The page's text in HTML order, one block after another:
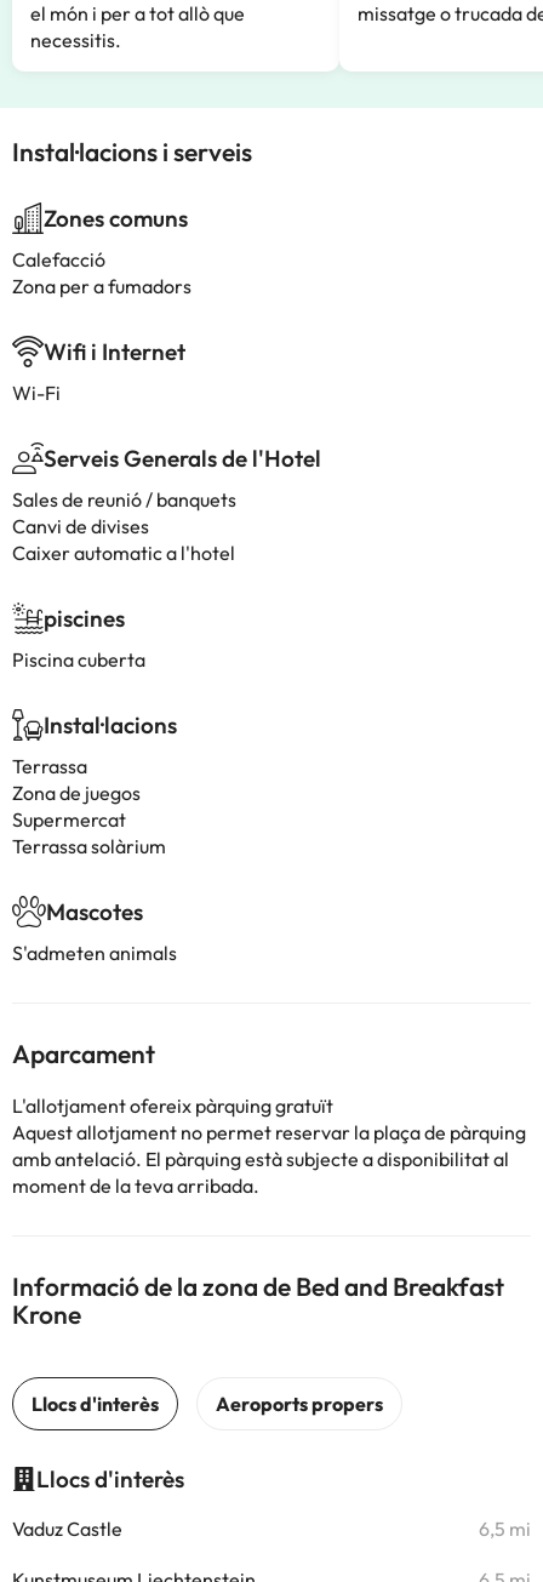
el món i per a tot allò que
necessitis.
missatge o trucada
Instal·lacions i serveis
Zones comuns
Calefacció
Zona per a fumadors
Wifi i Internet
Wi-Fi
Serveis Generals de l'Hotel
Sales de reunió / banquets
Canvi de divises
Caixer automatic a l'hotel
piscines
Piscina cuberta
Instal·lacions
Terrassa
Zona de juegos
Supermercat
Terrassa solàrium
Mascotes
S'admeten animals
Aparcament
L'allotjament ofereix pàrquing gratuït
Aquest allotjament no permet reservar la plaça de pàrquing
amb antelació. El pàrquing està subjecte a disponibilitat al
moment de la teva arribada.
Informació de la zona de Bed and Breakfast
Krone
Llocs d'interès
Vaduz Castle 6,5 mi